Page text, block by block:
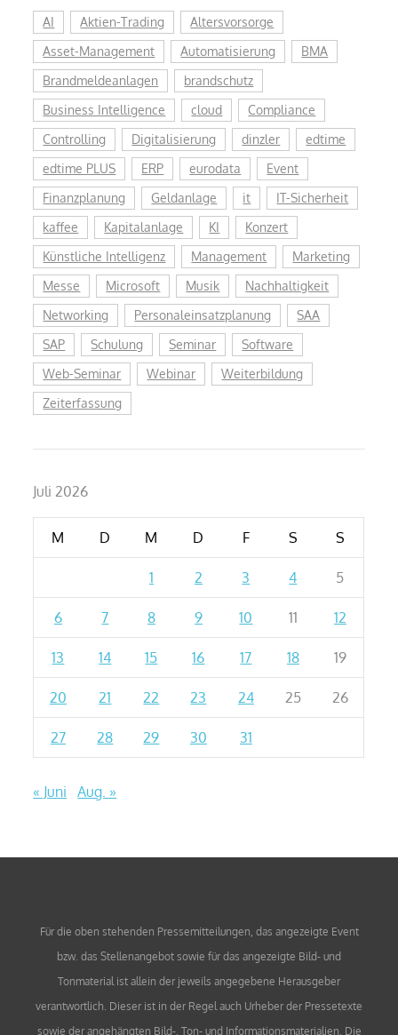
AI Aktien-Trading
Altersvorsorge
Asset-Management
Automatisierung
BMA
Brandmeldeanlagen
brandschutz
Business Intelligence
cloud
Compliance
Controlling
Digitalisierung dinzler
edtime
edtime PLUS
ERP eurodata
Event
Finanzplanung
Geldanlage it
IT-Sicherheit
kaffee
Kapitalanlage KI
Konzert
Künstliche Intelligenz
Management
Marketing
Messe
Microsoft Musik
Nachhaltigkeit
Networking
Personaleinsatzplanung
SAA
SAP
Schulung Seminar
Software
Web-Seminar
Webinar
Weiterbildung
Zeiterfassung
Juli 2026
M D M D F S S
1 2 3 4 5
6 7 8 9 10 11 12
13 14 15 16 17 18 19
20 21 22 23 24 25 26
27 28 29 30 31
« Juni Aug. »
Für die oben stehenden Pressemitteilungen, das angezeigte Event
bzw. das Stellenangebot sowie für das angezeigte Bild- und
Tonmaterial ist allein der jeweils angegebene Herausgeber
verantwortlich. Dieser ist in der Regel auch Urheber der Pressetexte
sowie der angehängten Bild-, Ton- und Informationsmaterialien. Die